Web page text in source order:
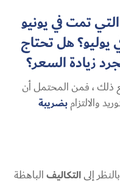
تمت في يونيو
يوليو؟ هل تحتاج
زيادة السعر؟
ذلك ، فمن المحتمل أن
والالتزامبضريبة
إلىالتكاليفالباهظة